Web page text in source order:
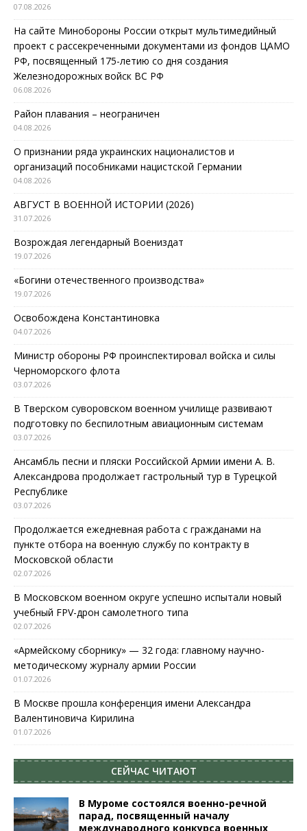
07.08.2026
На сайте Минобороны России открыт мультимедийный
проект с рассекреченными документами из фондов ЦАМО
РФ, посвященный 175-летию со дня создания
Железнодорожных войск ВС РФ
06.08.2026
Район плавания – неограничен
04.08.2026
О признании ряда украинских националистов и
организаций пособниками нацистской Германии
04.08.2026
АВГУСТ В ВОЕННОЙ ИСТОРИИ (2026)
31.07.2026
Возрождая легендарный Воениздат
19.07.2026
«Богини отечественного производства»
19.07.2026
Освобождена Константиновка
04.07.2026
Министр обороны РФ проинспектировал войска и силы
Черноморского флота
03.07.2026
В Тверском суворовском военном училище развивают
подготовку по беспилотным авиационным системам
03.07.2026
Ансамбль песни и пляски Российской Армии имени А. В.
Александрова продолжает гастрольный тур в Турецкой
Республике
03.07.2026
Продолжается ежедневная работа с гражданами на
пункте отбора на военную службу по контракту в
Московской области
02.07.2026
В Московском военном округе успешно испытали новый
учебный FPV-дрон самолетного типа
02.07.2026
«Армейскому сборнику» — 32 года: главному научно-
методическому журналу армии России
01.07.2026
В Москве прошла конференция имени Александра
Валентиновича Кирилина
01.07.2026
СЕЙЧАС ЧИТАЮТ
В Муроме состоялся военно-речной
парад, посвященный началу
международного конкурса военных